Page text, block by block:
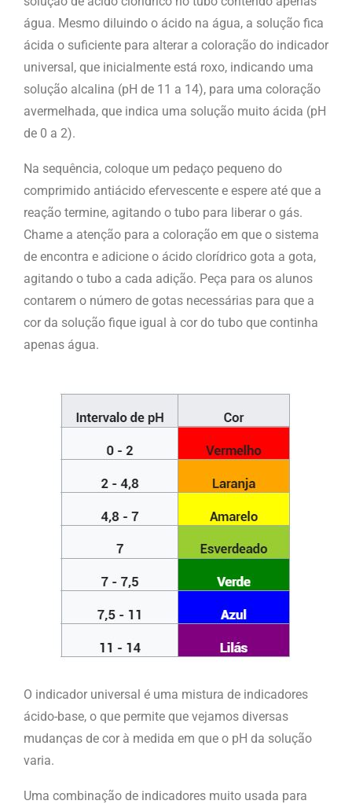
água. Mesmo diluindo o ácido na água, a solução fica
ácida o suficiente para alterar a coloração do indicador
universal, que inicialmente está roxo, indicando uma
solução alcalina (pH de 11 a 14), para uma coloração
avermelhada, que indica uma solução muito ácida (pH
de 0 a 2).
Na sequência, coloque um pedaço pequeno do
comprimido antiácido efervescente e espere até que a
reação termine, agitando o tubo para liberar o gás.
Chame a atenção para a coloração em que o sistema
de encontra e adicione o ácido clorídrico gota a gota,
agitando o tubo a cada adição. Peça para os alunos
contarem o número de gotas necessárias para que a
cor da solução fique igual à cor do tubo que continha
apenas água.
O indicador universal é uma mistura de indicadores
ácido-base, o que permite que vejamos diversas
mudanças de cor à medida em que o pH da solução
varia.
Uma combinação de indicadores muito usada para